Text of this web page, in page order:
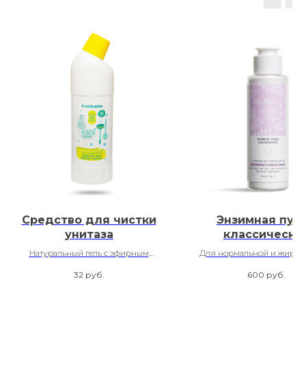
Средство для чистки
унитаза
Натуральный гель с эфирным
32 руб.
Энзимная
Для нормальной и
600 руб.